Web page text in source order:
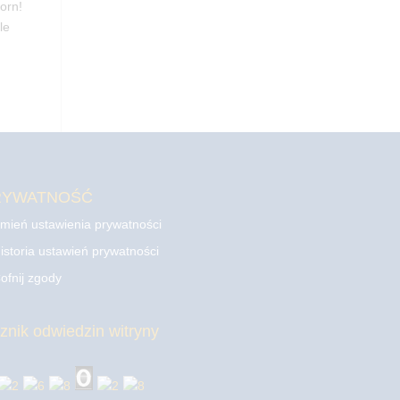
ustawienia prywatności
ustawień prywatności
zgody
odwiedzin witryny